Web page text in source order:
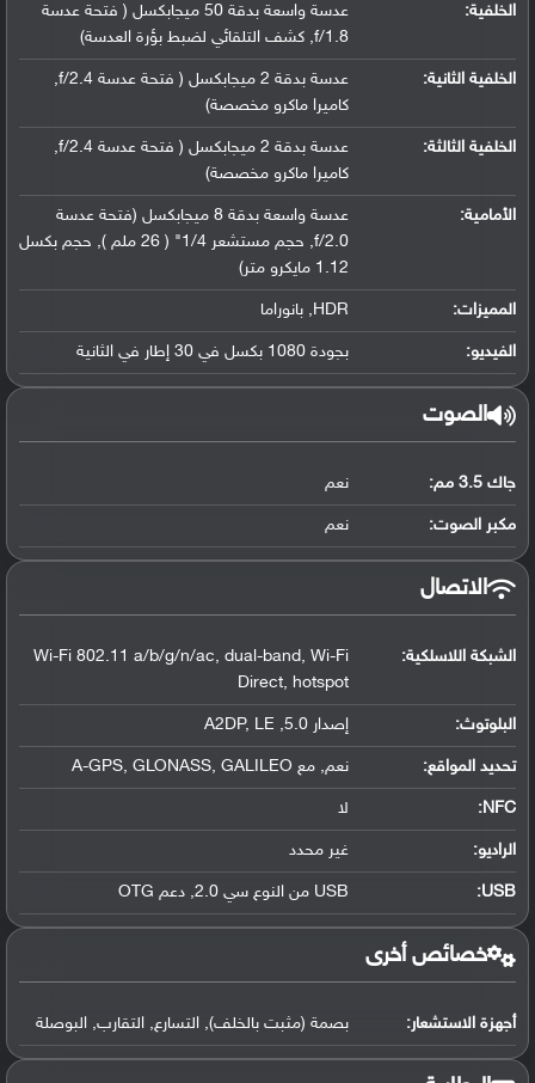
الخلفية:
عدسة واسعة بدقة 50 ميجابكسل ( فتحة عدسة
f/1.8, كشف التلقائي لضبط بؤرة العدسة)
الخلفية الثانية:
عدسة بدقة 2 ميجابكسل ( فتحة عدسة f/2.4,
كاميرا ماكرو مخصصة)
الخلفية الثالثة:
عدسة بدقة 2 ميجابكسل ( فتحة عدسة f/2.4,
كاميرا ماكرو مخصصة)
الأمامية:
عدسة واسعة بدقة 8 ميجابكسل (فتحة عدسة
f/2.0, حجم مستشعر 1/4" ( 26 ملم ), حجم بكسل
1.12 مايكرو متر)
المميزات: HDR, بانوراما
الفيديو: بجودة 1080 بكسل في 30 إطار في الثانية
الصوت
جاك 3.5 مم: نعم
مكبر الصوت: نعم
الاتصال
الشبكة اللاسلكية:
Wi-Fi 802.11 a/b/g/n/ac, dual-band, Wi-Fi
Direct, hotspot
البلوتوث: إصدار 5.0, A2DP, LE
تحديد المواقع: نعم, مع A-GPS, GLONASS, GALILEO
NFC
: لا
الراديو: غير محدد
USB
: USB من النوع سي 2.0, دعم OTG
خصائص أخرى
أجهزة الاستشعار: بصمة (مثبت بالخلف), التسارع, التقارب, البوصلة